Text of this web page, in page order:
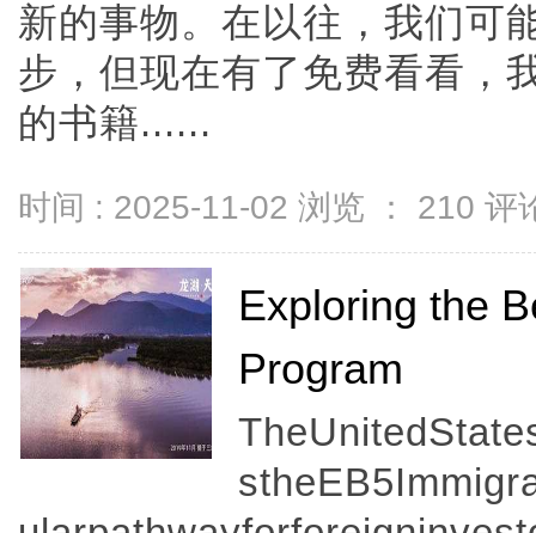
新的事物。在以往，我们可
步，但现在有了免费看看，
的书籍......
时间 : 2025-11-02 浏览 ： 210 评
Exploring the
Program